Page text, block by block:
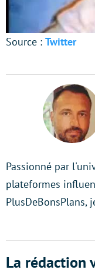
Source : Twitter
Passionné par
plateformes
PlusDeBonsPlans,
La rédaction